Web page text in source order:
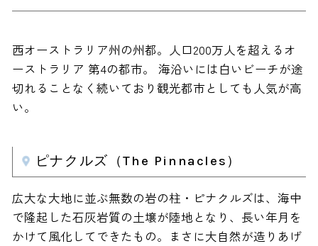
西オーストラリア州の州都。人口200万人を超えるオ
ーストラリア 第4の都市。 海沿いには白いビーチが途
切れることなく続いており観光都市としても人気が高
い。
ピナクルズ（The Pinnacles）
広大な大地に並ぶ無数の岩の柱・ピナクルズは、海中
で隆起した石灰岩質の土壌が陸地となり、長い年月を
かけて風化してできたもの。まさに大自然が造りあげ